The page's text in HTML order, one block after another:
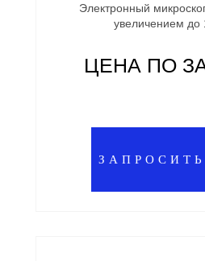
Электронный
увеличением до
ЦЕНА ПО